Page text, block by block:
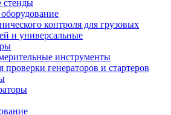
стенды
контроля для грузовых
и универсальные
инструменты
проверки генераторов и стартеров